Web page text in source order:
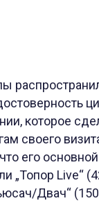
которое
своего
его
„Топор Live“
Двач“